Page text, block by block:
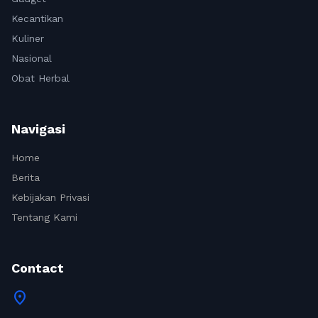
Kecantikan
Kuliner
Nasional
Obat Herbal
Navigasi
Home
Berita
Kebijakan Privasi
Tentang Kami
Contact
location_on